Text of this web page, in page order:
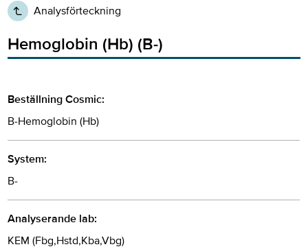
Analysförteckning
Hemoglobin (Hb) (B-)
Beställning Cosmic:
B-Hemoglobin (Hb)
System:
B-
Analyserande lab:
KEM (Fbg,Hstd,Kba,Vbg)